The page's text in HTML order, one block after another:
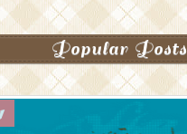
Popular Posts